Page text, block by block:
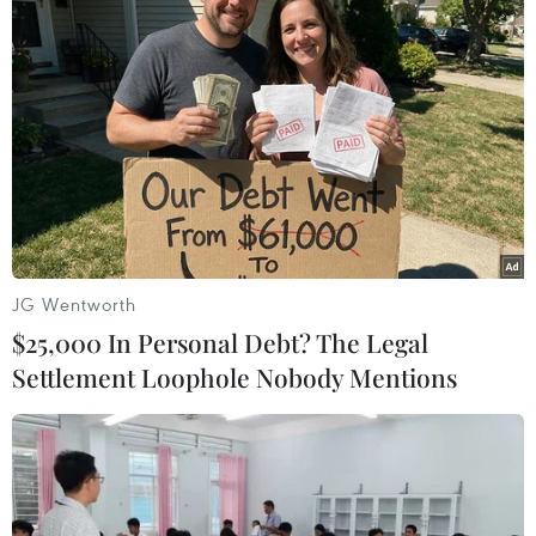
TIN LIÊN QUAN
JG Wentworth
$25,000 In Personal Debt? The Legal
Settlement Loophole Nobody Mentions